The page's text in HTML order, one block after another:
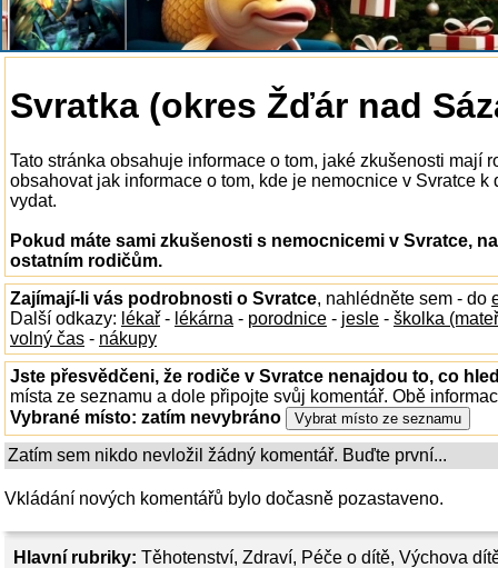
Hlavní rubriky: Těhotenství, Zdraví, Péče o dítě, Výchova
Svratka (okres Žďár nad
Tato stránka obsahuje informace o tom, jaké zkušenosti mají
obsahovat jak informace o tom, kde je nemocnice v Svratce
vydat.
Pokud máte sami zkušenosti s nemocnicemi v Svratce,
ostatním rodičům.
Zajímají-li vás podrobnosti o Svratce, nahlédněte sem - do
Další odkazy: lékař - lékárna - porodnice - jesle - školka
volný čas - nákupy
Jste přesvědčeni, že rodiče v Svratce nenajdou to, co
místa ze seznamu a dole připojte svůj komentář. Obě
Vybrané místo: zatím nevybráno
Zatím sem nikdo nevložil žádný komentář. Buďte první...
Vkládání nových komentářů bylo dočasně pozastaveno.